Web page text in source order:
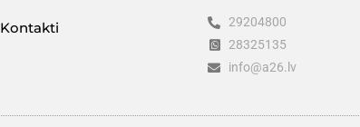
Kontakti
29204800
28325135
info@a26.lv